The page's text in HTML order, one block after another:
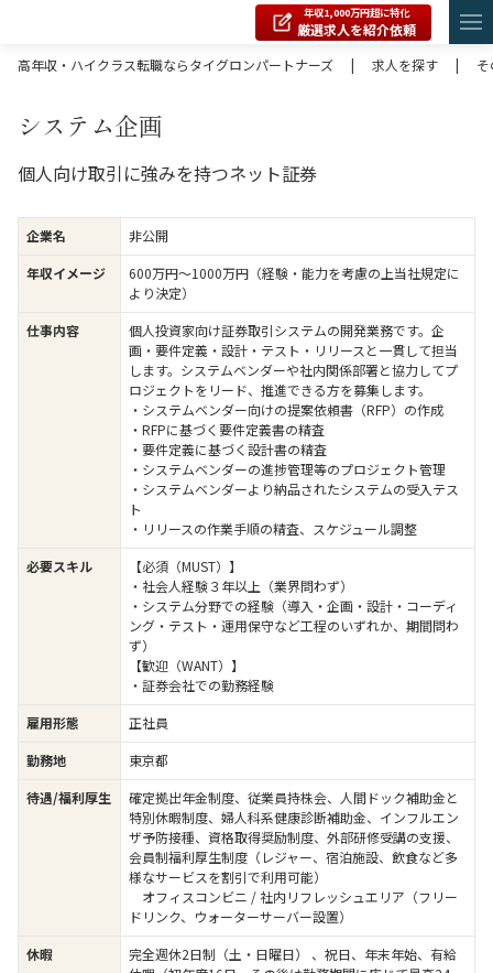
年収1,000万円超に特化
厳選求人を紹介依頼
高年収・ハイクラス転職ならタイグロンパートナーズ
| 求人を探す |
システム企画
個人向け取引に強みを持つネット証券
企業名
非公開
年収イメージ
600万円〜1000万円（経験・能力を考慮の上当社規定に
より決定）
仕事内容
個人投資家向け証券取引システムの開発業務です。企
画・要件定義・設計・テスト・リリースと一貫して担当
します。システムベンダーや社内関係部署と協力してプ
ロジェクトをリード、推進できる方を募集します。
・システムベンダー向けの提案依頼書（RFP）の作成
・RFPに基づく要件定義書の精査
・要件定義に基づく設計書の精査
・システムベンダーの進捗管理等のプロジェクト管理
・システムベンダーより納品されたシステムの受入テス
ト
・リリースの作業手順の精査、スケジュール調整
必要スキル
【必須（MUST）】
・社会人経験３年以上（業界問わず）
・システム分野での経験（導入・企画・設計・コーディ
ング・テスト・運用保守など工程のいずれか、期間問わ
ず）
【歓迎（WANT）】
・証券会社での勤務経験
雇用形態
正社員
勤務地
東京都
待遇/福利厚生
確定拠出年金制度、従業員持株会、人間ドック補助金と
特別休暇制度、婦人科系健康診断補助金、インフルエン
ザ予防接種、資格取得奨励制度、外部研修受講の支援、
会員制福利厚生制度（レジャー、宿泊施設、飲食など多
様なサービスを割引で利用可能）
オフィスコンビニ / 社内リフレッシュエリア（フリー
ドリンク、ウォーターサーバー設置）
休暇
完全週休2日制（土・日曜日） 、祝日、年末年始、有給